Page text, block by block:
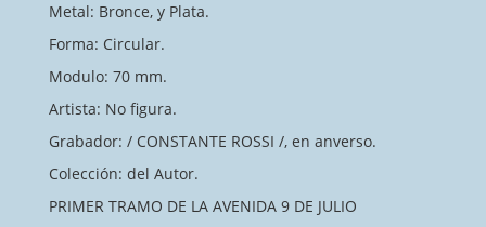
Metal: Bronce, y Plata.
Forma: Circular.
Modulo: 70 mm.
Artista: No figura.
Grabador: / CONSTANTE ROSSI /, en anverso.
Colección: del Autor.
PRIMER TRAMO DE LA AVENIDA 9 DE JULIO